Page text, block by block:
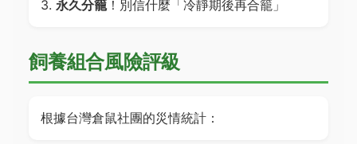
3. 永久分籠！別信什麼「冷靜期後再合籠」
飼養組合風險評級
根據台灣倉鼠社團的災情統計：